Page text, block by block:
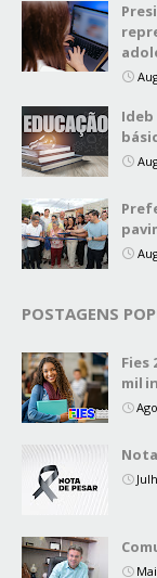
Ideb
POSTAGENS
Fies
mil